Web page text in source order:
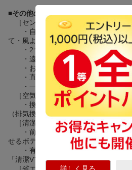
■その他の機能
［センサー］
・自動で「風あて」と「風よけ」
て・風よけ」
・2つの気流で離れた2か所を同時
・遠くの場所にも気流を届ける「
・お肌にうるおいを与える「うる
・直接人に風をあてず、お肌の乾
・一時的に最大能力で運転を行う
［空気をキレイに］
・換気ユニットで冷暖房しながら
（排気換気）（別売）」
［清潔］
・前面パネルやフラップを取り外
せるボディ」
・有害物質を抑制する特殊コーテ
「清潔Vフィルター」